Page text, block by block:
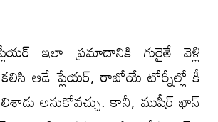
ఇలా ప్రమాదానికి గురైతే వెళ్లి
కలిసి ఆడే ప్లేయర్‌, రాబోయే టోర్నీల్లో కీ
అనుకోవచ్చు. కానీ, ముషీర్‌ ఖాన్‌